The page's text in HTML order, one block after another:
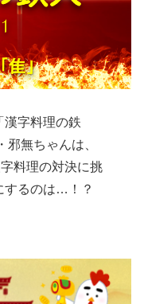
漢字料理の鉄
邪無ちゃんは、
料理の対決に挑
するのは…！？